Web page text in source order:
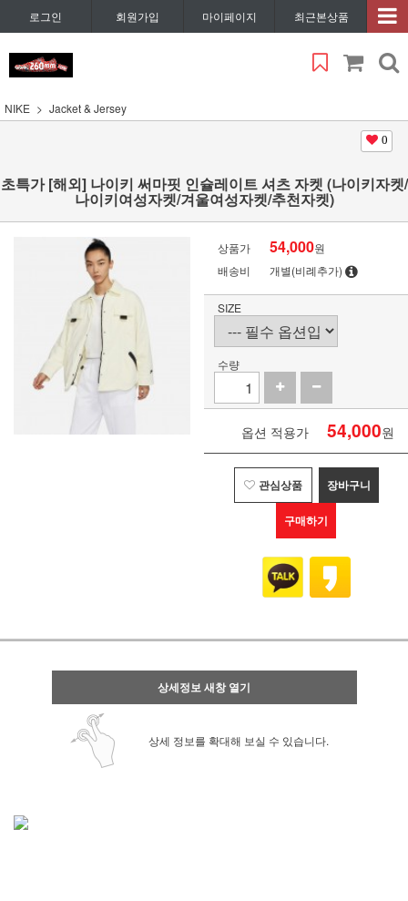
로그인 회원가입 마이페이지 최근본상품
NIKE Jacket & Jersey
0
초특가 [해외] 나이키 써마핏 인슐레이트 셔츠 자켓 (나이키자켓/
나이키여성자켓/겨울여성자켓/추천자켓)
상품가 54,000원
배송비
개별(비례추가)
SIZE
수량
옵션 적용가 54,000원
관심상품 장바구니
구매하기
상세정보 새창 열기
상세 정보를 확대해 보실 수 있습니다.